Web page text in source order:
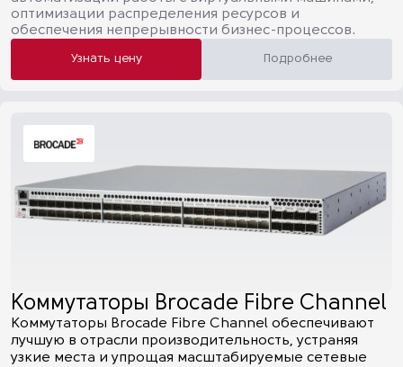
оптимизации распределения ресурсов и
обеспечения непрерывности бизнес-процессов.
Узнать цену Подробнее
Коммутаторы Brocade Fibre Channel
Коммутаторы Brocade Fibre Channel обеспечивают
лучшую в отрасли производительность, устраняя
узкие места и упрощая масштабируемые сетевые